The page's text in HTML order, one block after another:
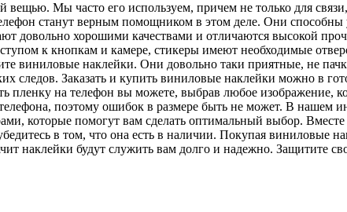
вещью. Мы часто его используем, причем не только для
станут верным помощником в этом деле. Они способны
довольно хорошими качествами и отличаются высокой
к кнопкам и камере, стикеры имеют необходимые
виниловые наклейки. Они довольно таки приятные, не
следов. Заказать и купить виниловые наклейки можно в
пленку на телефон вы можете, выбрав любое
поэтому ошибок в размере быть не может. В нашем
которые помогут вам сделать оптимальный выбор.
в том, что она есть в наличии. Покупая виниловые
наклейки будут служить вам долго и надежно. Защитите